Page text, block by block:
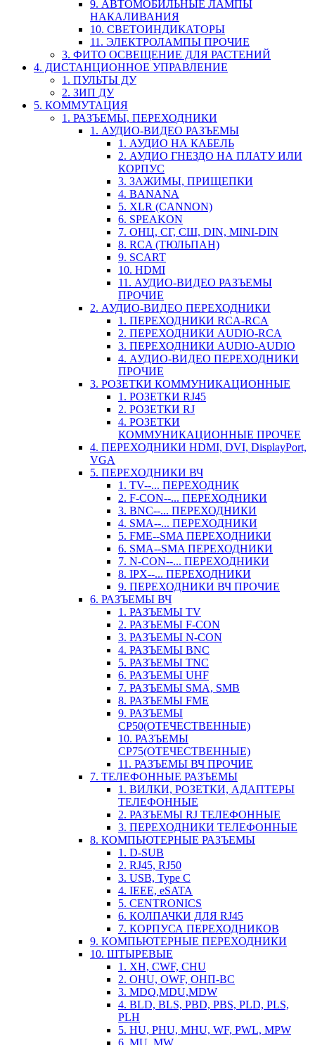
9. АВТОМОБИЛЬНЫЕ ЛАМПЫ
НАКАЛИВАНИЯ
10. СВЕТОИНДИКАТОРЫ
11. ЭЛЕКТРОЛАМПЫ ПРОЧИЕ
3. ФИТО ОСВЕЩЕНИЕ ДЛЯ РАСТЕНИЙ
4. ДИСТАНЦИОННОЕ УПРАВЛЕНИЕ
1. ПУЛЬТЫ ДУ
2. ЗИП ДУ
5. КОММУТАЦИЯ
1. РАЗЪЕМЫ, ПЕРЕХОДНИКИ
1. АУДИО-ВИДЕО РАЗЪЕМЫ
1. АУДИО НА КАБЕЛЬ
2. АУДИО ГНЕЗДО НА ПЛАТУ ИЛИ
КОРПУС
3. ЗАЖИМЫ, ПРИЩЕПКИ
4. BANANA
5. XLR (CANNON)
6. SPEAKON
7. ОНЦ, СГ, СШ, DIN, MINI-DIN
8. RCA (ТЮЛЬПАН)
9. SCART
10. HDMI
11. АУДИО-ВИДЕО РАЗЪЕМЫ
ПРОЧИЕ
2. АУДИО-ВИДЕО ПЕРЕХОДНИКИ
1. ПЕРЕХОДНИКИ RCA-RCA
2. ПЕРЕХОДНИКИ AUDIO-RCA
3. ПЕРЕХОДНИКИ AUDIO-AUDIO
4. АУДИО-ВИДЕО ПЕРЕХОДНИКИ
ПРОЧИЕ
3. РОЗЕТКИ КОММУНИКАЦИОННЫЕ
1. РОЗЕТКИ RJ45
2. РОЗЕТКИ RJ
4. РОЗЕТКИ
КОММУНИКАЦИОННЫЕ ПРОЧЕЕ
4. ПЕРЕХОДНИКИ HDMI, DVI, DisplayPort,
VGA
5. ПЕРЕХОДНИКИ ВЧ
1. TV--... ПЕРЕХОДНИК
2. F-CON--... ПЕРЕХОДНИКИ
3. BNC--... ПЕРЕХОДНИКИ
4. SMA--... ПЕРЕХОДНИКИ
5. FME--SMA ПЕРЕХОДНИКИ
6. SMA--SMA ПЕРЕХОДНИКИ
7. N-CON--... ПЕРЕХОДНИКИ
8. IPX--... ПЕРЕХОДНИКИ
9. ПЕРЕХОДНИКИ ВЧ ПРОЧИЕ
6. РАЗЪЕМЫ ВЧ
1. РАЗЪЕМЫ TV
2. РАЗЪЕМЫ F-CON
3. РАЗЪЕМЫ N-CON
4. РАЗЪЕМЫ BNC
5. РАЗЪЕМЫ TNC
6. РАЗЪЕМЫ UHF
7. РАЗЪЕМЫ SMA, SMB
8. РАЗЪЕМЫ FME
9. РАЗЪЕМЫ
СР50(ОТЕЧЕСТВЕННЫЕ)
10. РАЗЪЕМЫ
СР75(ОТЕЧЕСТВЕННЫЕ)
11. РАЗЪЕМЫ ВЧ ПРОЧИЕ
7. ТЕЛЕФОННЫЕ РАЗЪЕМЫ
1. ВИЛКИ, РОЗЕТКИ, АДАПТЕРЫ
ТЕЛЕФОННЫЕ
2. РАЗЪЕМЫ RJ ТЕЛЕФОННЫЕ
3. ПЕРЕХОДНИКИ ТЕЛЕФОННЫЕ
8. КОМПЬЮТЕРНЫЕ РАЗЪЕМЫ
1. D-SUB
2. RJ45, RJ50
3. USB, Type C
4. IEEE, eSATA
5. CENTRONICS
6. КОЛПАЧКИ ДЛЯ RJ45
7. КОРПУСА ПЕРЕХОДНИКОВ
9. КОМПЬЮТЕРНЫЕ ПЕРЕХОДНИКИ
10. ШТЫРЕВЫЕ
1. XH, CWF, CHU
2. OHU, OWF, ОНП-ВС
3. MDQ,MDU,MDW
4. BLD, BLS, PBD, PBS, PLD, PLS,
PLH
5. HU, PHU, MHU, WF, PWL, MPW
6. MU, MW